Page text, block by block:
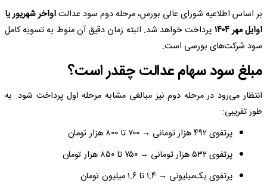
بر اساس اطلاعیه شورای عالی بورس، مرحله دوم سود عدالتاواخر شهریور یا
اوایل مهر ۱۴۰۴
پرداخت خواهد شد. البته زمان دقیق آن منوط به تسویه کامل
سود شرکت‌های بورسی است.
مبلغ سود سهام عدالت چقدر است؟
انتظار می‌رود در مرحله دوم نیز مبالغی مشابه مرحله اول پرداخت شود. به
طور تقریبی:
پرتفوی ۴۹۲ هزار تومانی → ۷۰۰ تا ۸۰۰ هزار تومان
پرتفوی ۵۳۲ هزار تومانی → ۷۵۰ تا ۸۵۰ هزار تومان
پرتفوی یک‌میلیونی → ۱.۴ تا ۱.۶ میلیون تومان